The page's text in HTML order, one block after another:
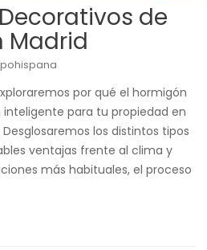
de
Madrid
por qué el hormigón
para tu propiedad en
los distintos tipos
ventajas frente al clima y
más habituales, el proceso